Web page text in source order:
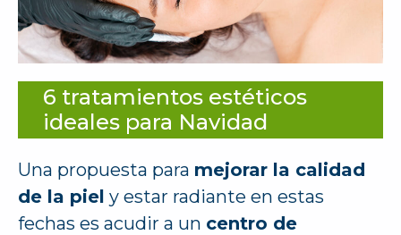
6 tratamientos estéticos
ideales para Navidad
Una propuesta para mejorar la calidad
de la piel y estar radiante en estas
fechas es acudir a un centro de